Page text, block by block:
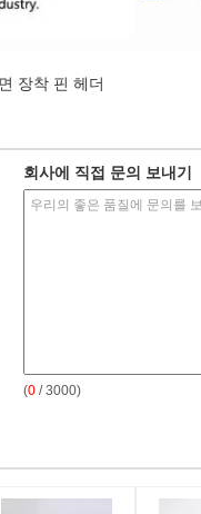
장착 핀 헤더
회사에 직접 문의 보내기
(0 / 3000)